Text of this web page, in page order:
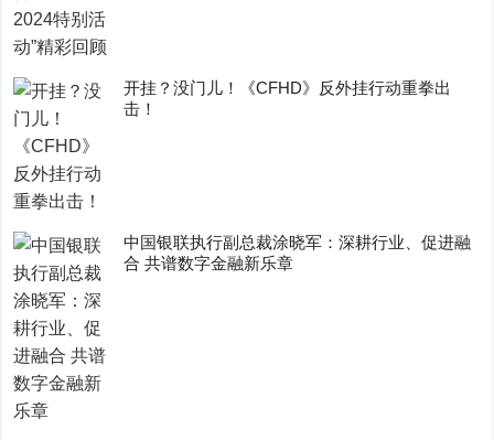
开挂？没门儿！《CFHD》反外挂行动重拳出
击！
中国银联执行副总裁涂晓军：深耕行业、促进融
合 共谱数字金融新乐章